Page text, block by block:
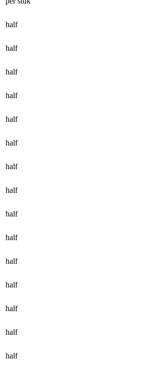
half
half
half
half
half
half
half
half
half
half
half
half
half
half
half